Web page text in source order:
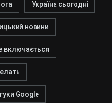
Україна сьогодні
новини
включається
Google